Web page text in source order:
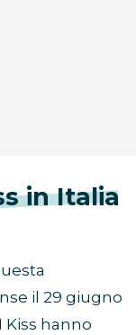
in Italia
il 29 giugno
Kiss hanno